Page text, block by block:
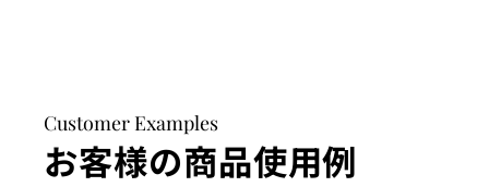
Customer Examples
お客様の商品使用例